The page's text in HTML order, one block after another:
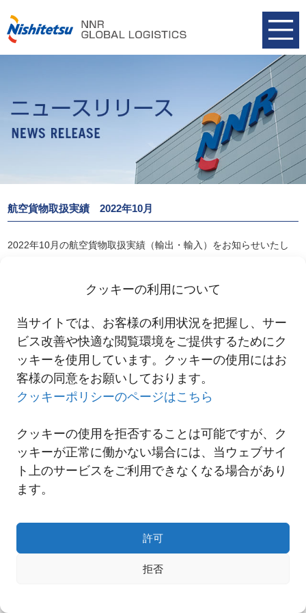
クッキーの利用について
当サイトでは、お客様の利用状況を把握し、サー
ビス改善や快適な閲覧環境をご提供するためにク
ッキーを使用しています。クッキーの使用にはお
客様の同意をお願いしております。
クッキーポリシーのページはこちら
クッキーの使用を拒否することは可能ですが、ク
ッキーが正常に働かない場合には、当ウェブサイ
ト上のサービスをご利用できなくなる場合があり
ます。
許可
拒否
航空貨物取扱実績 2022年10月
2022年10月の航空貨物取扱実績（輸出・輸入）をお知らせいたし
一覧へ
Copyright© NNR GLOBAL LOGISTICS A Div.of Nishi-Nippon Railroad Co.,Ltd.